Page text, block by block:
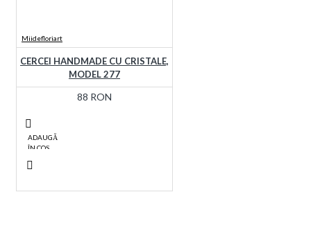
Miidefloriart
CERCEI HANDMADE CU CRISTALE,
MODEL 277
88 RON
ADAUGĂ
ÎN COŞ